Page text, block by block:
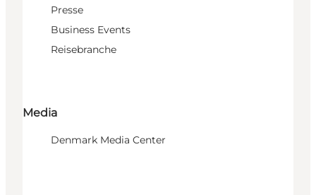
Presse
Business Events
Reisebranche
Media
Denmark Media Center